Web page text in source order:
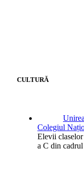
CULTURĂ
Colegiul
Elevii
a C din cadrul